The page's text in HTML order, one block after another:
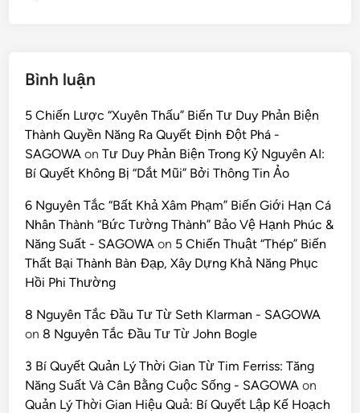
Bình luận
5 Chiến Lược “Xuyên Thấu” Biến Tư Duy Phản Biện
Thành Quyền Năng Ra Quyết Định Đột Phá -
SAGOWA onTư Duy Phản Biện Trong Kỷ Nguyên AI:
Bí Quyết Không Bị “Dắt Mũi” Bởi Thông Tin Ảo
6 Nguyên Tắc “Bất Khả Xâm Phạm” Biến Giới Hạn Cá
Nhân Thành “Bức Tường Thành” Bảo Vệ Hạnh Phúc &
Năng Suất - SAGOWA on 5 Chiến Thuật “Thép” Biến
Thất Bại Thành Bàn Đạp, Xây Dựng Khả Năng Phục
Hồi Phi Thường
8 Nguyên Tắc Đầu Tư Từ Seth Klarman - SAGOWA
on 8 Nguyên Tắc Đầu Tư Từ John Bogle
3 Bí Quyết Quản Lý Thời Gian Từ Tim Ferriss: Tăng
Năng Suất Và Cân Bằng Cuộc Sống - SAGOWA on
Quản Lý Thời Gian Hiệu Quả: Bí Quyết Lập Kế Hoạch